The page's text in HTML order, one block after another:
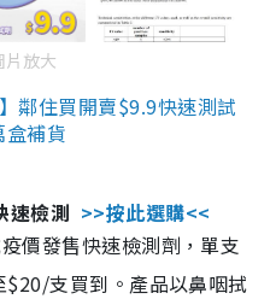
片放大
鄰住買開賣$9.9快速測試
補貨
速檢測 >>按此選購<<
價發售快速檢測劑，單支
支買到。產品以鼻咽拭